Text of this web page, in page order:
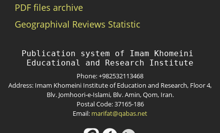
PDF files archive
Geographival Reviews Statistic
Publication system of Imam Khomeini
Phone: +982532113468
Address: Imam Khomeini Institute of Education and Research, Floor 4,
Blv. Jomhoori-e-Islami, Blv. Amin, Qom, Iran.
Postal Code: 37165-186
Email: marifat@qabas.net